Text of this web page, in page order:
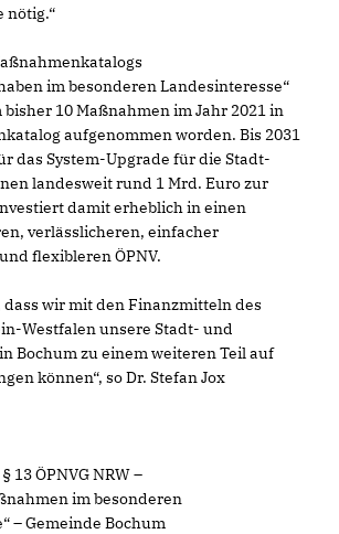
nötig.“
im besonderen Landesinteresse“
10 Maßnahmen im Jahr 2021 in
aufgenommen worden. Bis 2031
das System-Upgrade für die Stadt-
landesweit rund 1 Mrd. Euro zur
damit erheblich in einen
verlässlicheren, einfacher
flexibleren ÖPNV.
wir mit den Finanzmitteln des
Westfalen unsere Stadt- und
Bochum zu einem weiteren Teil auf
können“, so Dr. Stefan Jox
13 ÖPNVG NRW –
im besonderen
– Gemeinde Bochum